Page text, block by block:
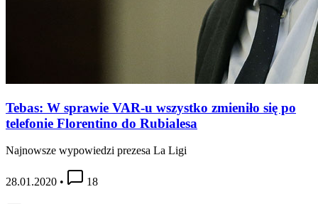
Tebas: W sprawie VAR-u wszystko zmieniło się po
telefonie Florentino do Rubialesa
Najnowsze wypowiedzi prezesa La Ligi
28.01.2020 • 18